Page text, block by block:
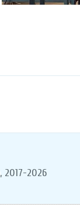
, 2017-2026